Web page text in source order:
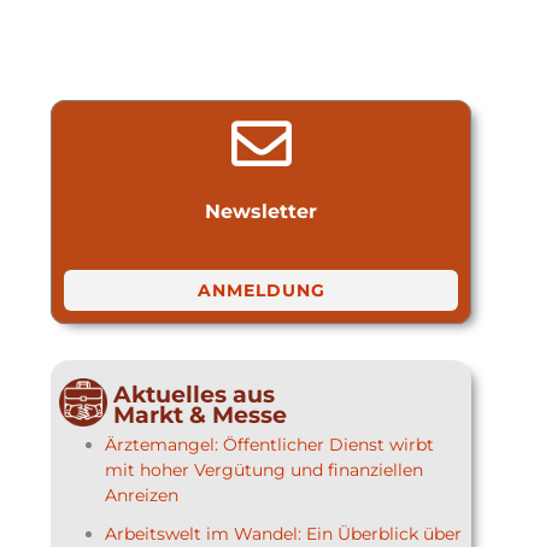
Newsletter
ANMELDUNG
Aktuelles aus
Markt & Messe
Ärztemangel: Öffentlicher Dienst wirbt
mit hoher Vergütung und finanziellen
Anreizen
Arbeitswelt im Wandel: Ein Überblick über